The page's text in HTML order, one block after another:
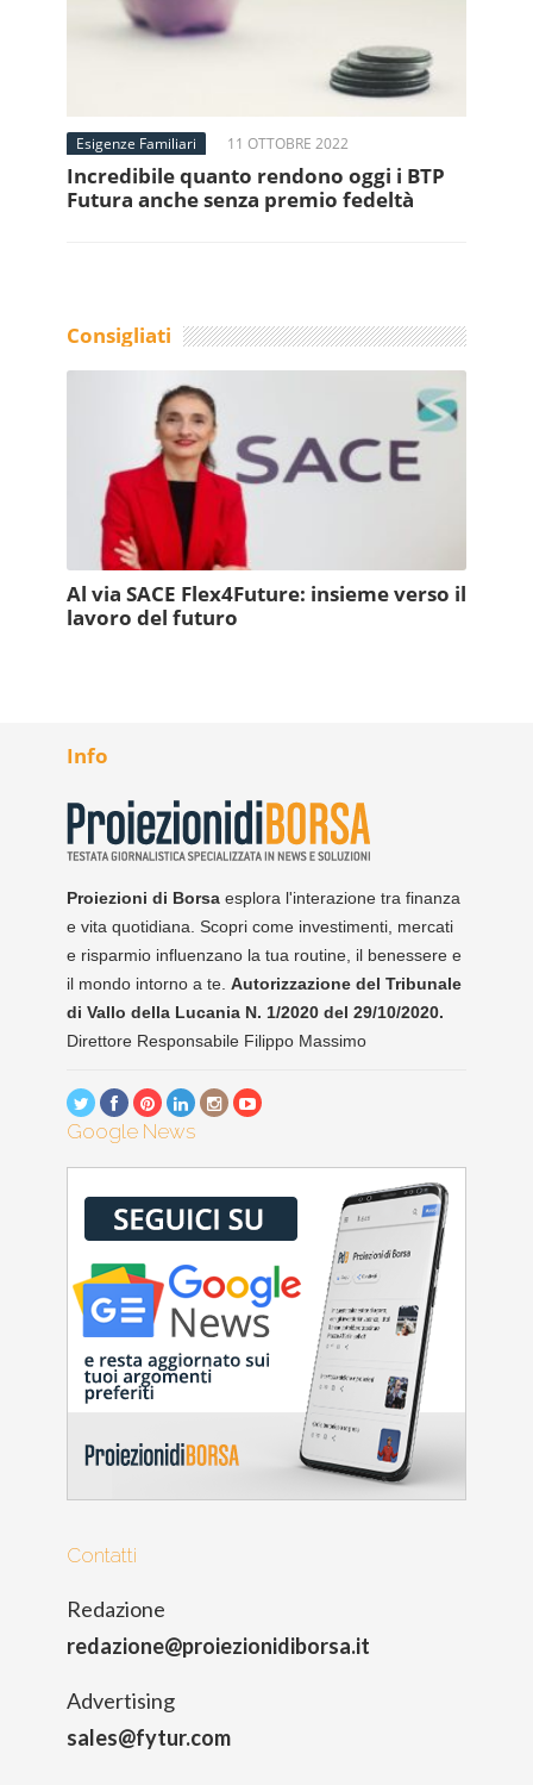
Esigenze Familiari 11 OTTOBRE 2022
Incredibile quanto rendono oggi i BTP
Futura anche senza premio fedeltà
Consigliati
Al via SACE Flex4Future: insieme verso il
lavoro del futuro
Info
Proiezioni di Borsa esplora l'interazione tra finanza
e vita quotidiana. Scopri come investimenti, mercati
e risparmio influenzano la tua routine, il benessere e
il mondo intorno a te. Autorizzazione del Tribunale
di Vallo della Lucania N. 1/2020 del 29/10/2020.
Direttore Responsabile Filippo Massimo
Google News
Contatti
Redazione
redazione@proiezionidiborsa.it
Advertising
sales@fytur.com